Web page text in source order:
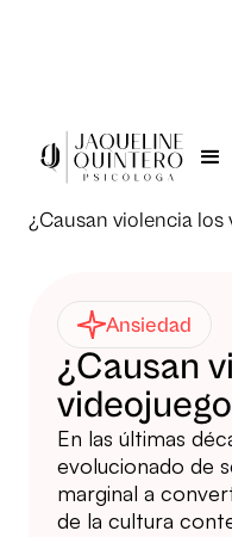
Todas las
¿Causan violencia los
Ansiedad
¿Causan
En las últimas
evolucionado de
marginal a
de la cultura